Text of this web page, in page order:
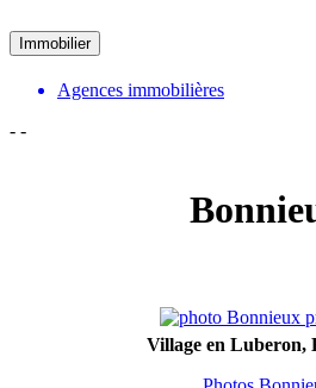
Immobilier
Agences immobilières
- -
Village en Luberon,